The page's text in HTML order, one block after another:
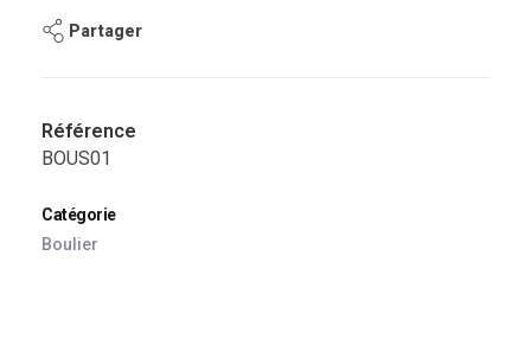
Partager
Référence
BOUS01
Catégorie
Boulier